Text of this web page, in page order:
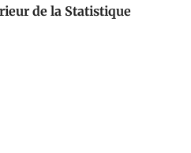
de la Statistique